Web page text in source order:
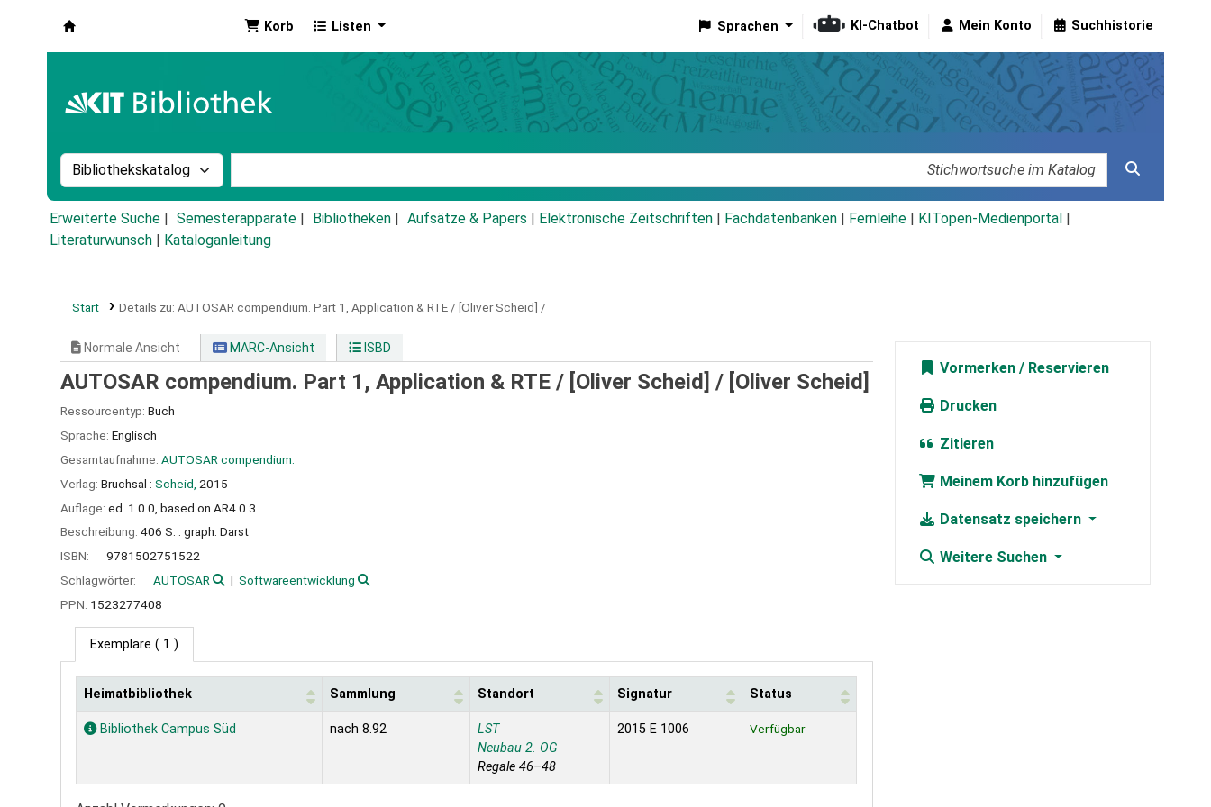
Korb Listen Sprachen KI-Chatbot Mein Konto Suchhistorie
Suche im Katalog nach:
Erweiterte Suche Semesterapparate Bibliotheken Aufsätze & Papers Elektronische Zeitschriften Fachdatenbanken Fernleihe KITopen-Medienportal
Literaturwunsch
Kataloganleitung
Start Details zu: AUTOSAR compendium. Part 1, Application & RTE / [Oliver Scheid] /
Normale Ansicht MARC-Ansicht ISBD
AUTOSAR compendium. Part 1, Application & RTE / [Oliver Scheid] / [Oliver Scheid]
Ressourcentyp: Buch
Sprache: Englisch
Gesamtaufnahme: AUTOSAR compendium.
Verlag: Bruchsal : Scheid, 2015
Auflage: ed. 1.0.0, based on AR4.0.3
Beschreibung: 406 S. : graph. Darst
ISBN:
9781502751522
Schlagwörter:
AUTOSAR
Softwareentwicklung
PPN: 1523277408
Exemplare ( 1 )
Exemplare
Heimatbibliothek Sammlung Standort Signatur Status
Bibliothek Campus Süd nach 8.92
LST
Neubau 2. OG
Regale 46–48
2015 E 1006 Verfügbar
Vormerken
Drucken
Zitieren
Meinem Korb hinzufügen
Datensatz speichern
Weitere Suchen